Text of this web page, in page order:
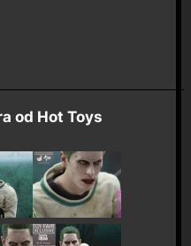
od Hot Toys